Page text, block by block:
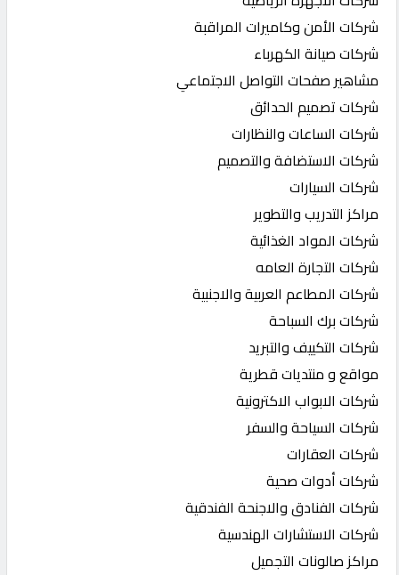
شركات الأمن وكاميرات المراقبة
شركات صيانة الكهرباء
مشاهير صفحات التواصل الاجتماعي
شركات تصميم الحدائق
شركات الساعات والنظارات
شركات الاستضافة والتصميم
شركات السيارات
مراكز التدريب والتطوير
شركات المواد الغذائية
شركات التجارة العامه
شركات المطاعم العربية والاجنبية
شركات برك السباحة
شركات التكييف والتبريد
مواقع و منتديات قطرية
شركات الابواب الاكترونية
شركات السياحة والسفر
شركات العقارات
شركات أدوات صحية
شركات الفنادق والاجنحة الفندقية
شركات الاستشارات الهندسية
مراكز صالونات التجميل